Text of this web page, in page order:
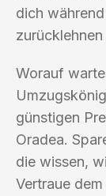
dich
Worauf
günstigen
Oradea.
die wissen,
Vertraue